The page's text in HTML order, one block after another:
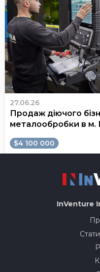
27.06.26
Продаж діючого
металообробки в м.
$4 100 000
InVenture